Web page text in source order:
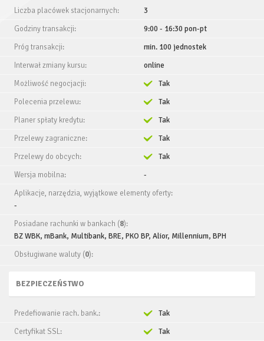
Liczba placówek stacjonarnych:
3
Godziny transakcji:
9:00 - 16:30 pon-pt
Próg transakcji:
min. 100 jednostek
Interwał zmiany kursu:
online
Możliwość negocjacji:
Tak
Polecenia przelewu:
Tak
Planer spłaty kredytu:
Tak
Przelewy zagraniczne:
Tak
Przelewy do obcych:
Tak
Wersja mobilna:
-
Aplikacje, narzędzia, wyjątkowe elementy oferty:
-
Posiadane rachunki w bankach (8):
BZ WBK, mBank, Multibank, BRE, PKO BP, Alior, Millennium, BPH
Obsługiwane waluty (0):
BEZPIECZEŃSTWO
Predefiowanie rach. bank.:
Tak
Certyfikat SSL:
Tak